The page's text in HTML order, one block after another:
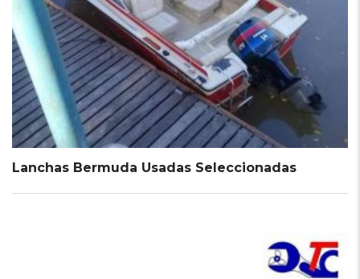
Lanchas Bermuda Usadas Seleccionadas